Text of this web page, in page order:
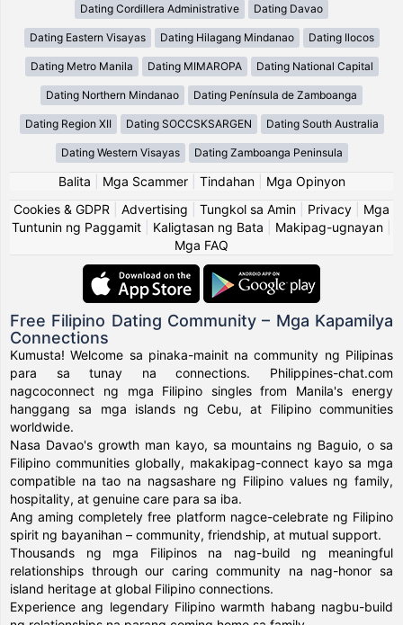
Dating Cordillera Administrative Dating Davao
Dating Eastern Visayas Dating Hilagang Mindanao Dating Ilocos
Dating Metro Manila Dating MIMAROPA Dating National Capital
Dating Northern Mindanao Dating Península de Zamboanga
Dating Region XII Dating SOCCSKSARGEN Dating South Australia
Dating Western Visayas Dating Zamboanga Peninsula
Balita Mga Scammer| Tindahan| Mga Opinyon
Cookies & GDPR
Advertising Tungkol sa Amin Privacy
Mga
Tuntunin ng Paggamit
Kaligtasan ng Bata Makipag-ugnayan
Mga FAQ
Free Filipino Dating Community – Mga Kapamilya
Connections
Kumusta! Welcome sa pinaka-mainit na community ng Pilipinas
para sa tunay na connections. Philippines-chat.com
nagcoconnect ng mga Filipino singles from Manila's energy
hanggang sa mga islands ng Cebu, at Filipino communities
worldwide.
Nasa Davao's growth man kayo, sa mountains ng Baguio, o sa
Filipino communities globally, makakipag-connect kayo sa mga
compatible na tao na nagsashare ng Filipino values ng family,
hospitality, at genuine care para sa iba.
Ang aming completely free platform nagce-celebrate ng Filipino
spirit ng bayanihan – community, friendship, at mutual support.
Thousands ng mga Filipinos na nag-build ng meaningful
relationships through our caring community na nag-honor sa
island heritage at global Filipino connections.
Experience ang legendary Filipino warmth habang nagbu-build